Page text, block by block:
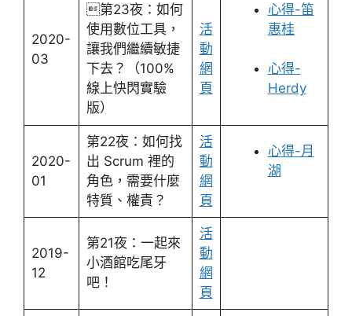
2020-
03
第23夜：如何
使用數位工具，
讓我們繼續敏捷
下去？（100%
線上快閃實驗
版）
活
動
網
頁
心得-笛
惠桂
心得-
Herdy
2020-
01
第22夜：如何找
出 Scrum 裡的
角色，需要什麼
特質、權責？
活
動
網
頁
心得-月
湖
2019-
12
第21夜：一起來
小酒館吃尾牙
吧！
活
動
網
頁